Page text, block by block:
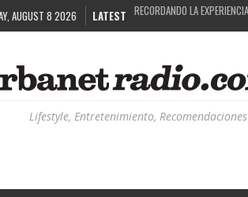
AUGUST 8 2026 LATEST COSTA RICA Y EL BPM
Lifestyle, Entretenimiento,